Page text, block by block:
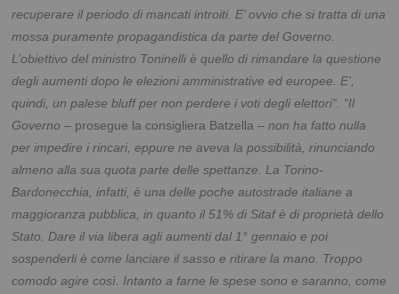
recuperare il periodo di mancati introiti. E’ ovvio che si tratta di una
mossa puramente propagandistica da parte del Governo.
L’obiettivo del ministro Toninelli è quello di rimandare la questione
degli aumenti dopo le elezioni amministrative ed europee. E’,
quindi, un palese bluff per non perdere i voti degli elettori”. “Il
Governo– prosegue la consigliera Batzella – non ha fatto nulla
per impedire i rincari, eppure ne aveva la possibilità, rinunciando
almeno alla sua quota parte delle spettanze. La Torino-
Bardonecchia, infatti, è una delle poche autostrade italiane a
maggioranza pubblica, in quanto il 51% di Sitaf è di proprietà dello
Stato. Dare il via libera agli aumenti dal 1° gennaio e poi
sospenderli è come lanciare il sasso e ritirare la mano . Troppo
comodo agire così. Intanto a farne le spese sono e saranno, come